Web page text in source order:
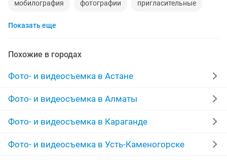
мобилография фотографии пригласительные
цене презентация
обработка фотографий реставрация фотографий
ролики фильмы мобилограф для
реставрация фото дрон мобилографа
на не полный love story видеокассеты
Показать еще
Похожие в городах
Фото- и видеосъемка в Астане
Фото- и видеосъемка в Алматы
Фото- и видеосъемка в Караганде
Фото- и видеосъемка в Усть-Каменогорске